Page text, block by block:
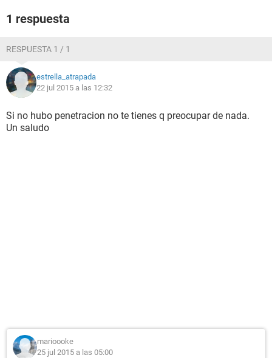
1 respuesta
RESPUESTA 1 / 1
estrella_atrapada
22 jul 2015 a las 12:32
Si no hubo penetracion no te tienes q preocupar de nada.
Un saludo
marioooke
25 jul 2015 a las 05:00